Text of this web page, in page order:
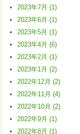
2023年7月 (1)
2023年6月 (1)
2023年5月 (1)
2023年4月 (6)
2023年2月 (1)
2023年1月 (2)
2022年12月 (2)
2022年11月 (4)
2022年10月 (2)
2022年9月 (1)
2022年8月 (1)